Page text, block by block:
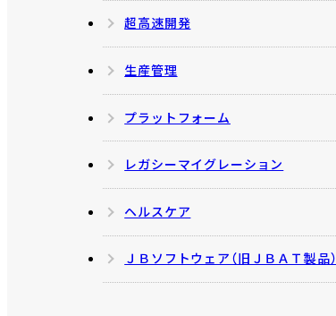
超高速開発
生産管理
プラットフォーム
レガシーマイグレーション
ヘルスケア
ＪＢソフトウェア（旧ＪＢＡＴ製品）